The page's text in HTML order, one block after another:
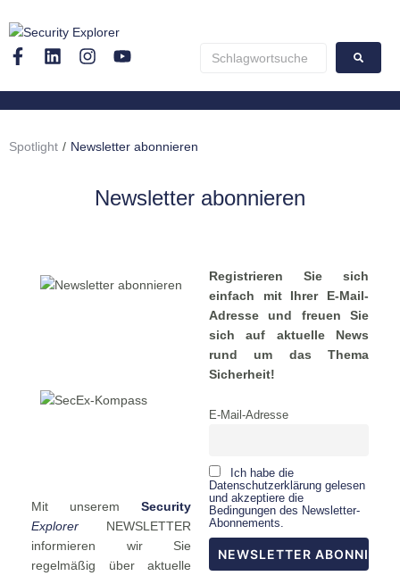
Spotlight / Newsletter abonnieren
Newsletter abonnieren
Mit unserem Security
Explorer NEWSLETTER
informieren wir Sie
regelmäßig über aktuelle
Registrieren Sie sich
einfach mit Ihrer E-Mail-
Adresse und freuen Sie
sich auf aktuelle News
rund um das Thema
Sicherheit!
E-Mail-Adresse
Ich habe die
Datenschutzerklärung gelesen
und akzeptiere die
Bedingungen des Newsletter-
Abonnements.